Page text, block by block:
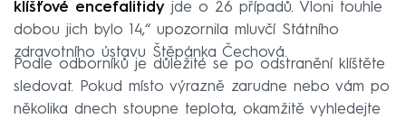
klíšťové encefalitidy jde o 26 případů. Vloni touhle
dobou jich bylo 14,“ upozornila mluvčí Státního
zdravotního ústavu Štěpánka Čechová.
Podle odborníků je důležité se po odstranění klíštěte
sledovat. Pokud místo výrazně zarudne nebo vám po
několika dnech stoupne teplota, okamžitě vyhledejte